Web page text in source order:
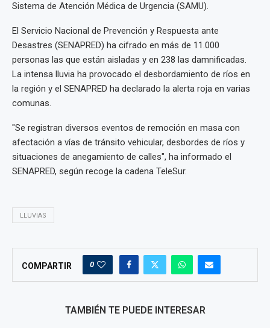
Sistema de Atención Médica de Urgencia (SAMU).
El Servicio Nacional de Prevención y Respuesta ante
Desastres (SENAPRED) ha cifrado en más de 11.000
personas las que están aisladas y en 238 las damnificadas.
La intensa lluvia ha provocado el desbordamiento de ríos en
la región y el SENAPRED ha declarado la alerta roja en varias
comunas.
"Se registran diversos eventos de remoción en masa con
afectación a vías de tránsito vehicular, desbordes de ríos y
situaciones de anegamiento de calles", ha informado el
SENAPRED, según recoge la cadena TeleSur.
LLUVIAS
COMPARTIR 0
TAMBIÉN TE PUEDE INTERESAR